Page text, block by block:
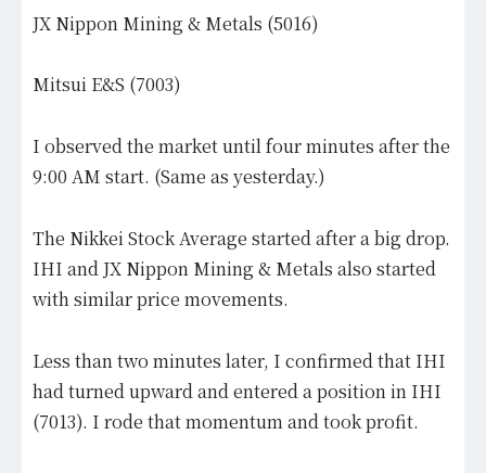
JX Nippon Mining & Metals (5016)
Mitsui E&S (7003)
I observed the market until four minutes after the
9:00 AM start. (Same as yesterday.)
The Nikkei Stock Average started after a big drop.
IHI and JX Nippon Mining & Metals also started
with similar price movements.
Less than two minutes later, I confirmed that IHI
had turned upward and entered a position in IHI
(7013). I rode that momentum and took profit.